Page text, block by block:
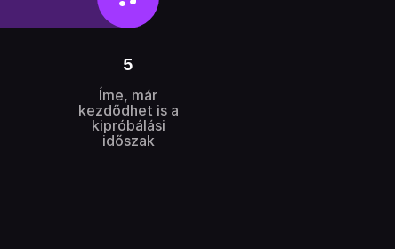
5
Íme, már
kezdődhet is a
kipróbálási
időszak